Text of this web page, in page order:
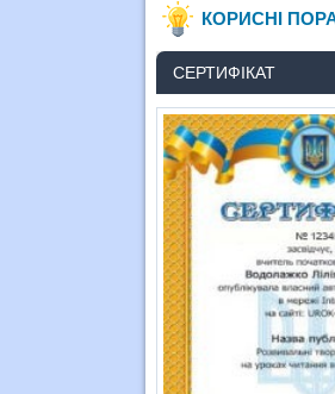
КОРИСНІ
СЕРТИФІКАТ